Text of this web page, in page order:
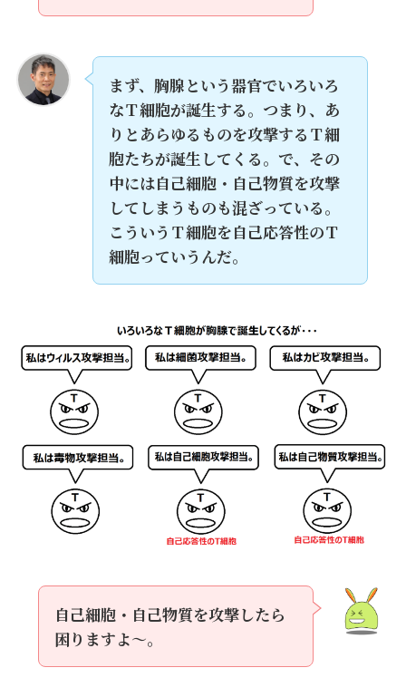
まず、胸腺という器官でいろいろ
なＴ細胞が誕生する。つまり、あ
りとあらゆるものを攻撃するＴ細
胞たちが誕生してくる。で、その
中には自己細胞・自己物質を攻撃
してしまうものも混ざっている。
こういうＴ細胞を自己応答性のＴ
細胞っていうんだ。
自己細胞・自己物質を攻撃したら
困りますよ～。